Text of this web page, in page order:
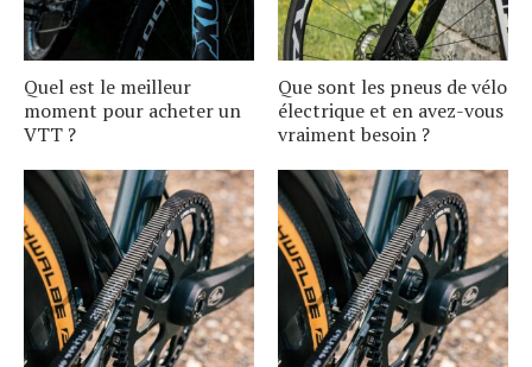
Quel est le meilleur
moment pour acheter un
VTT ?
Que sont les pneus de vélo
électrique et en avez-vous
vraiment besoin ?